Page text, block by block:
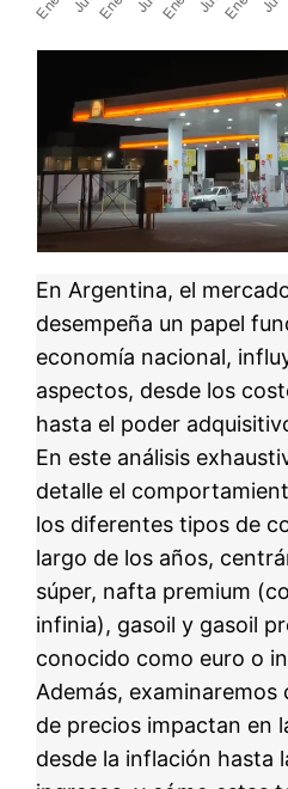
En Argentina, el
desempeña un papel
economía nacional,
aspectos, desde los
hasta el poder
En este análisis
detalle el
los diferentes tipos de
largo de los años,
súper, nafta premium
infinia), gasoil y gasoil
conocido como euro o
Además,
de precios impactan en
desde la inflación hasta